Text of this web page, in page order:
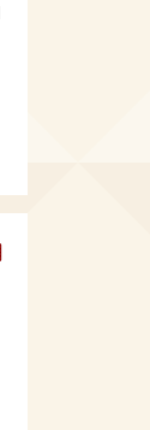
Dieser